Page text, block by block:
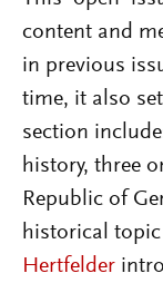
content and
in previous
time, it also
section
history, three
Republic of
historical
Hertfelder